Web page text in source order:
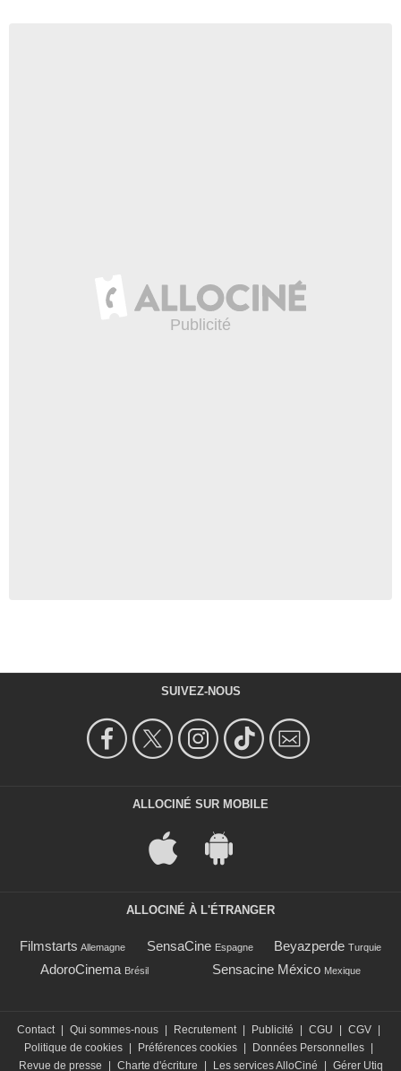
SUIVEZ-NOUS
ALLOCINÉ SUR MOBILE
ALLOCINÉ À L'ÉTRANGER
Filmstarts Allemagne SensaCine Espagne Beyazperde Turquie
AdoroCinema Brésil Sensacine México Mexique
Contact Qui sommes-nous Recrutement Publicité CGU CGV
Politique de cookies
Préférences cookies Données Personnelles
Revue de presse
Charte d'écriture Les services AlloCiné Gérer Utiq